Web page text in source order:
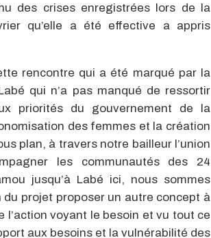
des crises enregistrées lors de la
qu’elle a été effective a appris
rencontre qui a été marqué par la
qui n’a pas manqué de ressortir
priorités du gouvernement de la
des femmes et la création
plan, à travers notre bailleur l’union
les communautés des 24
jusqu’à Labé ici, nous sommes
projet proposer un autre concept à
l’action voyant le besoin et vu tout ce
aux besoins et la vulnérabilité des